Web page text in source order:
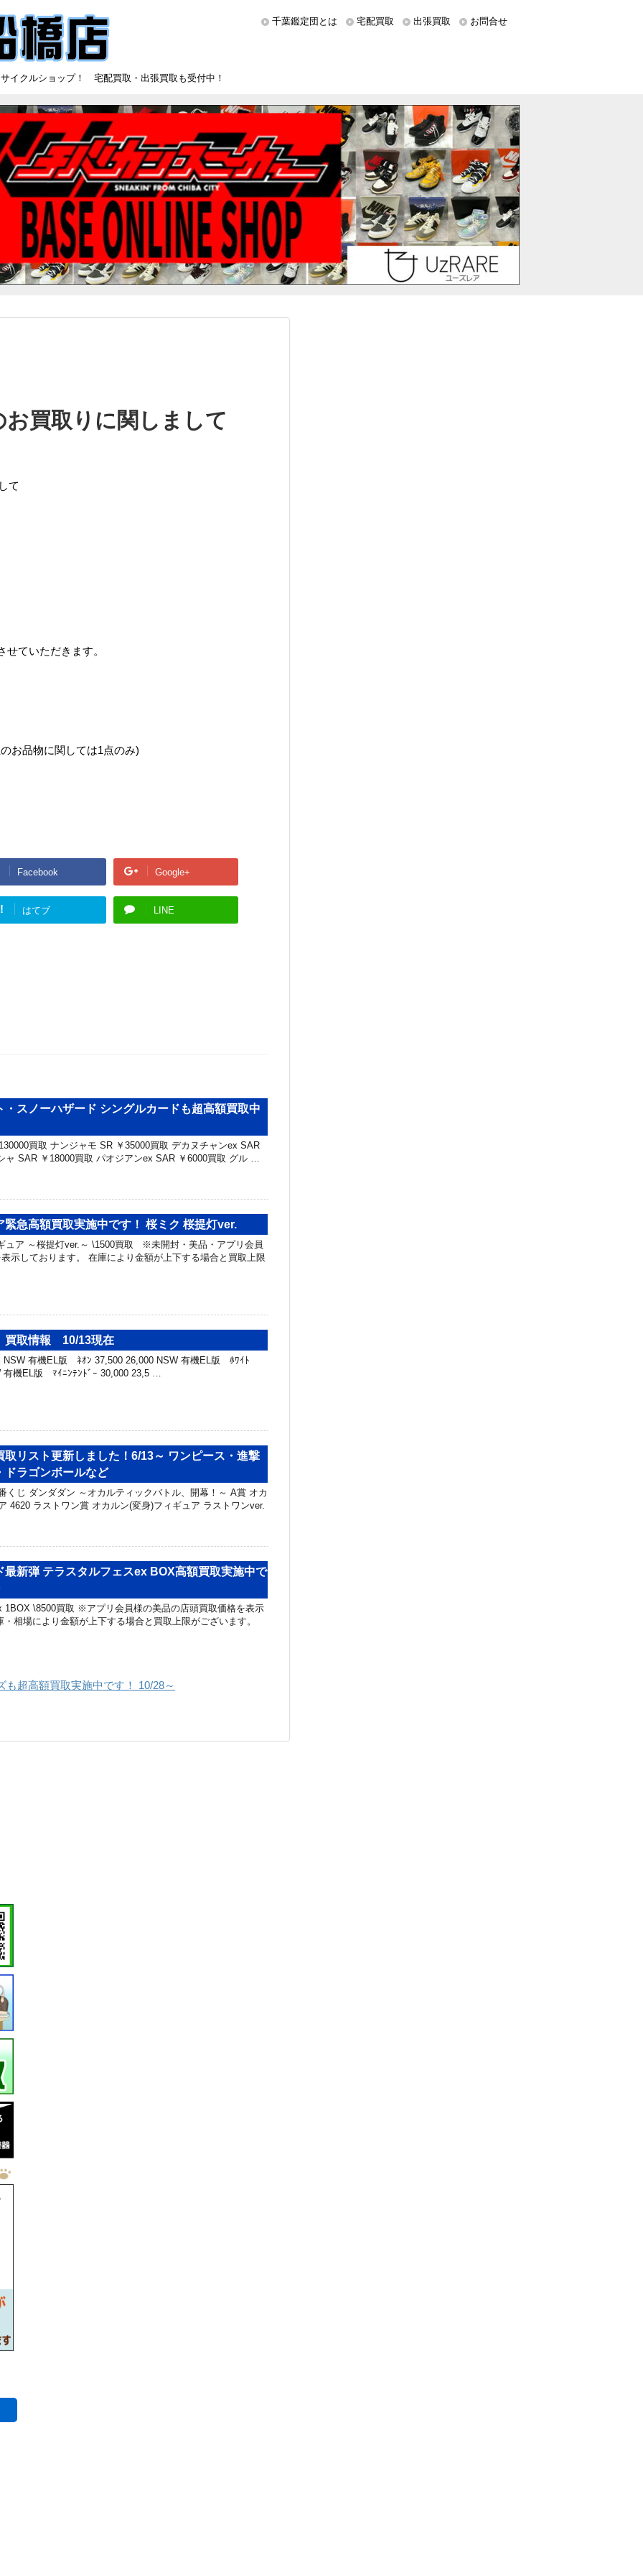
イクルショップ！ 宅配買取・出張買取も受付中！
千葉鑑定団とは 宅配買取 出張買取 お問合せ
買取りに関しまして
て
ていただきます。
お品物に関しては1点のみ)
Facebook Google+
はてブ LINE
・スノーハザード シングルカードも超高額買取中
買取 ナンジャモ SR ￥35000買取 デカヌチャンex SAR
ャ SAR ￥18000買取 パオジアンex SAR ￥6000買取 グル …
緊急高額買取実施中です！ 桜ミク 桜提灯ver.
ュア ～桜提灯ver.～ \1500買取 ※未開封・美品・アプリ会員
示しております。 在庫により金額が上下する場合と買取上限
取情報 10/13現在
NSW 有機EL版 ﾈｵﾝ 37,500 26,000 NSW 有機EL版 ﾎﾜｲﾄ
有機EL版 ﾏｲﾆﾝﾃﾝﾄﾞｰ 30,000 23,5 …
取リスト更新しました！6/13～ ワンピース・進撃
ドラゴンボールなど
くじ ダンダダン ～オカルティックバトル、開幕！～ A賞 オカ
4620 ラストワン賞 オカルン(変身)フィギュア ラストワンver.
最新弾 テラスタルフェスex BOX高額買取実施中で
1BOX \8500買取 ※アプリ会員様の美品の店頭買取価格を表示
相場により金額が上下する場合と買取上限がございます。
超高額買取実施中です！ 10/28～